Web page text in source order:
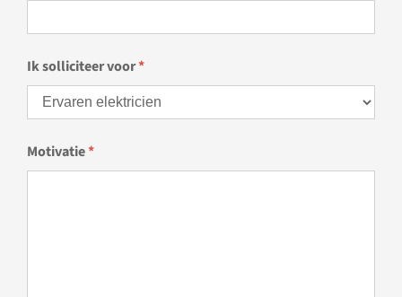
Ik solliciteer voor*
Motivatie*